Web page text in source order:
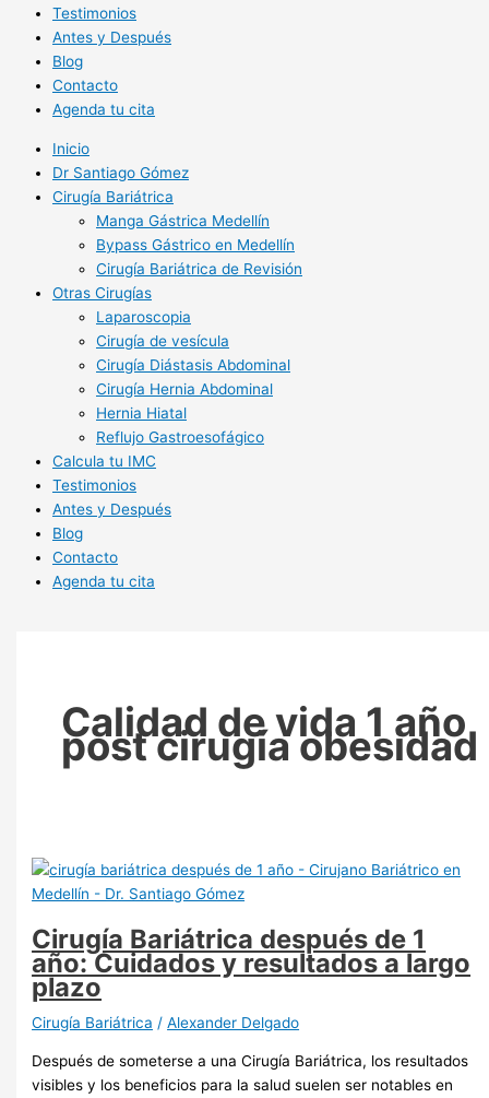
Testimonios
Antes y Después
Blog
Contacto
Agenda tu cita
Inicio
Dr Santiago Gómez
Cirugía Bariátrica
Manga Gástrica Medellín
Bypass Gástrico en Medellín
Cirugía Bariátrica de Revisión
Otras Cirugías
Laparoscopia
Cirugía de vesícula
Cirugía Diástasis Abdominal
Cirugía Hernia Abdominal
Hernia Hiatal
Reflujo Gastroesofágico
Calcula tu IMC
Testimonios
Antes y Después
Blog
Contacto
Agenda tu cita
Calidad de vida 1 año
post cirugía obesidad
Cirugía Bariátrica después de 1
año: Cuidados y resultados a largo
plazo
Cirugía Bariátrica /Alexander Delgado
Después de someterse a una Cirugía Bariátrica, los resultados
visibles y los beneficios para la salud suelen ser notables en